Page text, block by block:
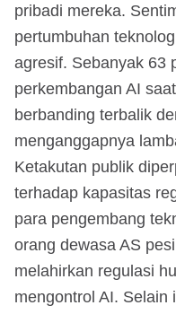
pribadi mereka.
pertumbuhan
agresif. Sebanyak 63
perkembangan AI
berbanding terbalik
menganggapnya
Ketakutan publik
terhadap kapasitas
para pengembang
orang dewasa AS
melahirkan regulasi
mengontrol AI. Selain